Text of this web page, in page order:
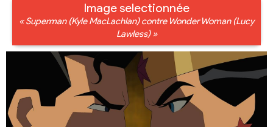
Image selectionnée
« Superman (Kyle MacLachlan) contre Wonder Woman (Lucy
Lawless) »